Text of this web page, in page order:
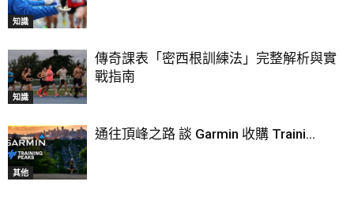
知識
知識
傳奇課表「密西根訓練法」完整解析與實
戰指南
其他
通往頂峰之路 談 Garmin 收購 Traini...